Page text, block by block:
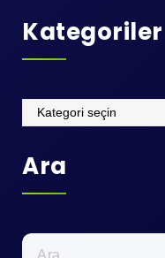
Kategoriler
Kategoriler
Ara
Arama: